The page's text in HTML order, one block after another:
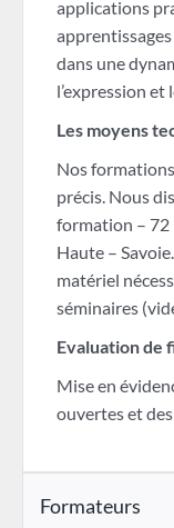
applications
apprentissages
dans une
l’expression et
Les moyens
Nos
précis. Nous
formation – 72
Haute –
matériel
séminaires
Evaluation de
Mise en
ouvertes et
Formateurs